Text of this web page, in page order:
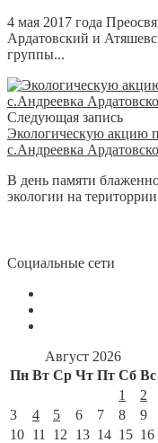
4 мая 2017 года
Ардатовский и
группы...
Следующая запись
Экологическую акцию
с.Андреевка
В день памяти
экологии на
Социальные сети
Август 2026
Пн Вт Ср Чт Пт Сб Вс
1
2
3
4 5 6 7 8
9
10 11 12 13 14 15 16